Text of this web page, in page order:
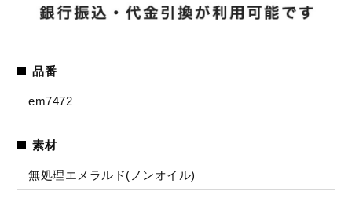
品番
em7472
素材
無処理エメラルド(ノンオイル)